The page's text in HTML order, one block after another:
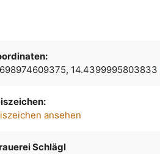
14.4399995803833
ansehen
Schlägl